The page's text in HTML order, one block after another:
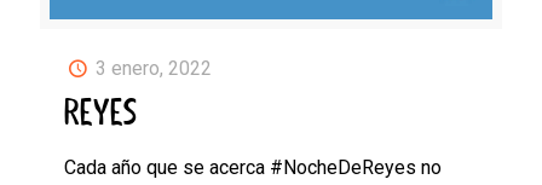
3 enero, 2022
REYES
Cada año que se acerca #NocheDeReyes no